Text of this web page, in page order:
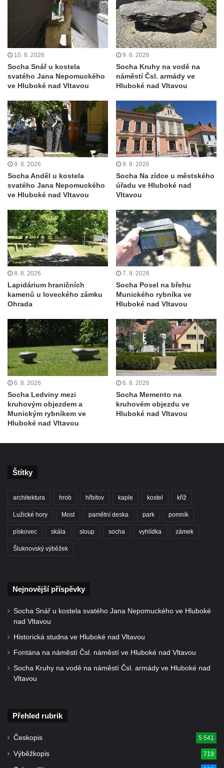
Socha Panter v ZOO Leipzig
Socha Dívka s mušlí v ZOO Leipzig
Socha Tygr v ZOO Leipzig
Socha Atlet v ZOO Leipzig
Socha Marabu v ZOO Leipzig
Busta Karla Maxe Schneidera v ZOO
Socha Iásón v ZOO Leipzig
Socha Mladý slon v ZOO Leipzig
Socha Býk v ZOO Dresden
Socha Uprchlý otrok bojuje s divokým psem
v ZOO Dresden
Socha krokodýla v ZOO Dresden
Socha Faun s medvíďaty v ZOO Dresden
Socha divokého prasete před vstupem do
ZOO Dresden
Socha světce severně od Lužce nad
Vltavou
Pamětní kámen revitalizace Vltavy Vraňany
Strom svobody a památník 100 let republiky
a 30. výročí listopadu 1989 v Hrobčicích
Boží muka v parku před domem čp. 17 v
Hrobčicích
Sochy „Klaun a dívenka“ v parku v centru
Socha svatého Antonína poustevníka v
Mirošovicích
Oparnu
Lavička Václava Havla v Novém Boru
na Mezní Louce
Kamenný obelisk na vyhlídce u Pravčické
a svatého Jana Nepomuckého východně
Socha vodníka na trase naučné stezky v
Srbské Kamenici
10. 8. 2026
Socha Snář u kostela
svatého Jana Nepomuckého
ve Hluboké nad Vltavou
9. 8. 2026
Socha Kruhy na vodě na
náměstí Čsl. armády ve
Hluboké nad Vltavou
9. 8. 2026
Socha Anděl u kostela
svatého Jana Nepomuckého
ve Hluboké nad Vltavou
9. 8. 2026
Socha Na zídce u městského
úřadu ve Hluboké nad
Vltavou
8. 8. 2026
Lapidárium hraničních
kamenů u loveckého zámku
Ohrada
7. 8. 2026
Socha Posel na břehu
Munického rybníka ve
Hluboké nad Vltavou
6. 8. 2026
Socha Ledviny mezi
kruhovým objezdem a
Munickým rybníkem ve
Hluboké nad Vltavou
6. 8. 2026
Socha Memento na
kruhovém objezdu ve
Hluboké nad Vltavou
Štítky
architektura hrob hřbitov kaple kostel kříž
Lužické hory Most pamětní deska park pomník
pískovec skála sloup socha vyhlídka zámek
Šluknovský výběžek
Nejnovější příspěvky
Socha Snář u kostela svatého Jana Nepomuckého ve Hluboké
nad Vltavou
Historická studna ve Hluboké nad Vltavou
Fontána na náměstí Čsl. náměstí ve Hluboké nad Vltavou
Socha Kruhy na vodě na náměstí Čsl. armády ve Hluboké nad
Vltavou
Přehled rubrik
Českopis 5 541
Výběžkopis 719